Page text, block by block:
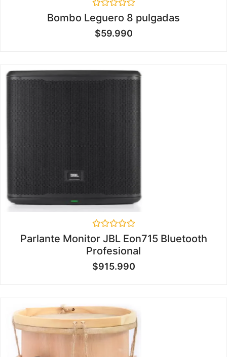
en
0
de
Bombo Leguero 8 pulgadas
$59.990
Valorado
en
0
de
5
Parlante Monitor JBL Eon715 Bluetooth
Profesional
$915.990